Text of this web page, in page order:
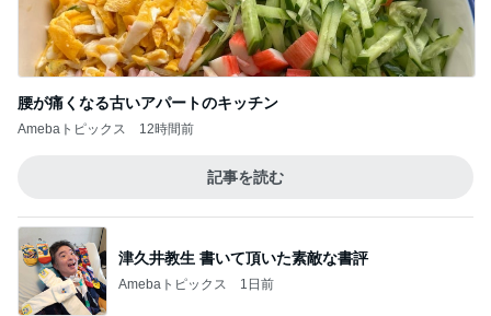
腰が痛くなる古いアパートのキッチン
Amebaトピックス 12時間前
記事を読む
津久井教生 書いて頂いた素敵な書評
Amebaトピックス 1日前